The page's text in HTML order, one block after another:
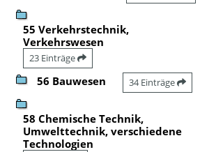
55 Verkehrstechnik,
Verkehrswesen
23 Einträge
56 Bauwesen 34 Einträge
58 Chemische Technik,
Umwelttechnik, verschiedene
Technologien